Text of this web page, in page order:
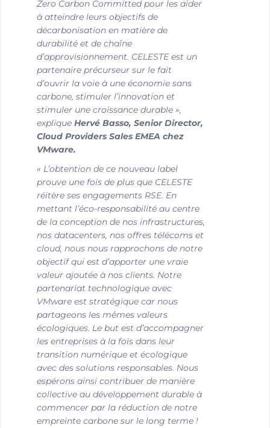
Zero Carbon Committed pour les aider
à atteindre leurs objectifs de
décarbonisation en matière de
durabilité et de chaîne
d’approvisionnement. CELESTE est un
partenaire précurseur sur le fait
d’ouvrir la voie à une économie sans
carbone, stimuler l’innovation et
stimuler une croissance durable »,
explique Hervé Basso, Senior Director,
Cloud Providers Sales EMEA chez
VMware.
« L’obtention de ce nouveau label
prouve une fois de plus que CELESTE
réitère ses engagements RSE. En
mettant l’éco-responsabilité au centre
de la conception de nos infrastructures,
nos datacenters, nos offres télécoms et
cloud, nous nous rapprochons de notre
objectif qui est d’apporter une vraie
valeur ajoutée à nos clients. Notre
partenariat technologique avec
VMware est stratégique car nous
partageons les mêmes valeurs
écologiques. Le but est d’accompagner
les entreprises à la fois dans leur
transition numérique et écologique
avec des solutions responsables. Nous
espérons ainsi contribuer de manière
collective au développement durable à
commencer par la réduction de notre
empreinte carbone sur le long terme !